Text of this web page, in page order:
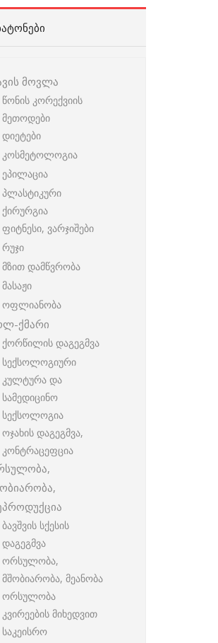
მოვლა
წონის კორექვიის
მეთოდები
დიეტები
კოსმეტოლოგია
ეპილაცია
პლასტიკური
ქირურგია
ფიტნესი, ვარჯიშები
რუჯი
მზით დამწვრობა
მასაჟი
ოფლიანობა
ქმარი
ქორწილის დაგეგმვა
სექსოლოგიური
კულტურა და
სამედიცინო
სექსოლოგია
ოჯახის დაგეგმვა,
კონტრაცეფცია
ბავშვის სქესის
დაგეგმვა
ორსულობა,
მშობიარობა, მეანობა
ორსულობა
კვირეების მიხედვით
საკეისრო